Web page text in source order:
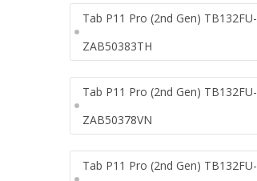
Tab P11 Pro (2nd Gen) TB132FU-
ZAB50383TH
Tab P11 Pro (2nd Gen) TB132FU-
ZAB50378VN
Tab P11 Pro (2nd Gen) TB132FU-